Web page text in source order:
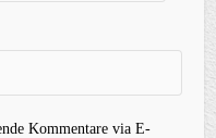
Kommentare via E-